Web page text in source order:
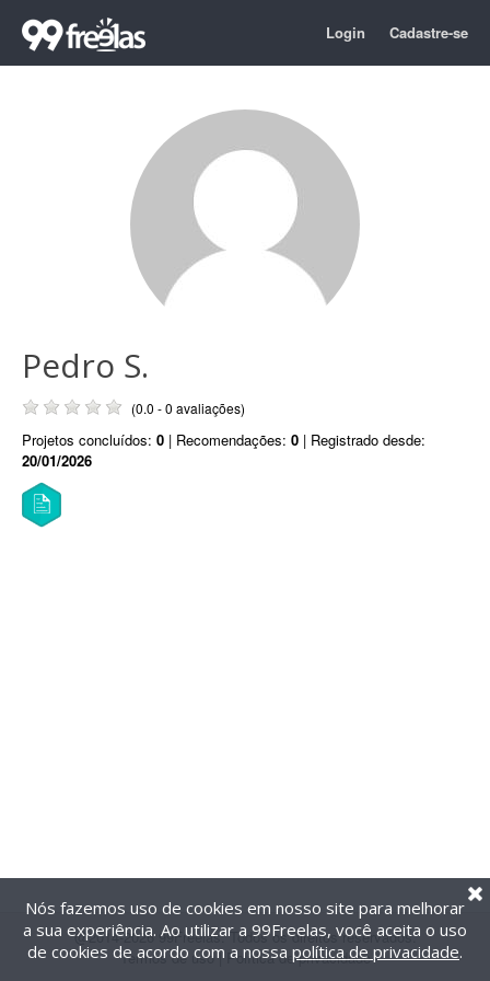
Login Cadastre-se
Pedro S.
(0.0 - 0 avaliações)
Projetos concluídos: 0 | Recomendações: 0 | Registrado desde:
20/01/2026
@2014-2026 99Freelas. Todos os direitos reservados.
Termos de uso| Política de privacidade
Nós fazemos uso de cookies em nosso site para melhorar
a sua experiência. Ao utilizar a 99Freelas, você aceita o uso
de cookies de acordo com a nossa política de privacidade.